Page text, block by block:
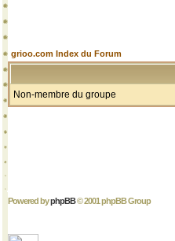
grioo.com Index du Forum
Non-membre du groupe
Powered byphpBB© 2001 phpBB Group